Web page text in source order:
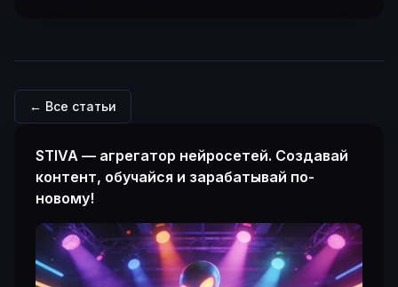
← Все статьи
STIVA — агрегатор нейросетей. Создавай
контент, обучайся и зарабатывай по-
новому!